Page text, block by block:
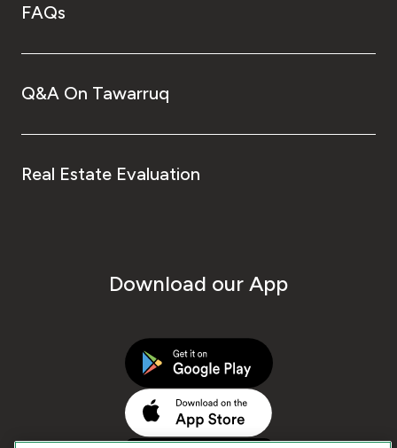
FAQs
Q&A On Tawarruq
Real Estate Evaluation
Download our App